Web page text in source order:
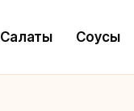
Салаты Соусы